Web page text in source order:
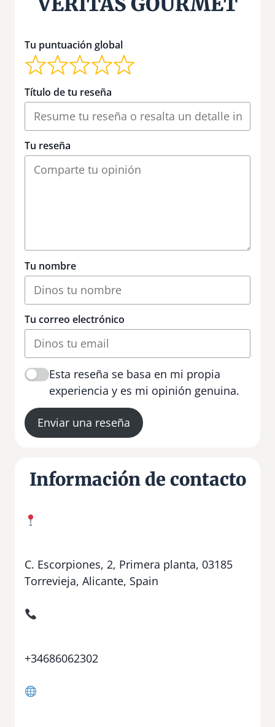
Tu puntuación global
Título de tu reseña
Tu reseña
Tu nombre
Tu correo electrónico
Esta reseña se basa en mi propia
experiencia y es mi opinión genuina.
Enviar una reseña
Información de contacto
C. Escorpiones, 2, Primera planta, 03185
Torrevieja, Alicante, Spain
+34686062302